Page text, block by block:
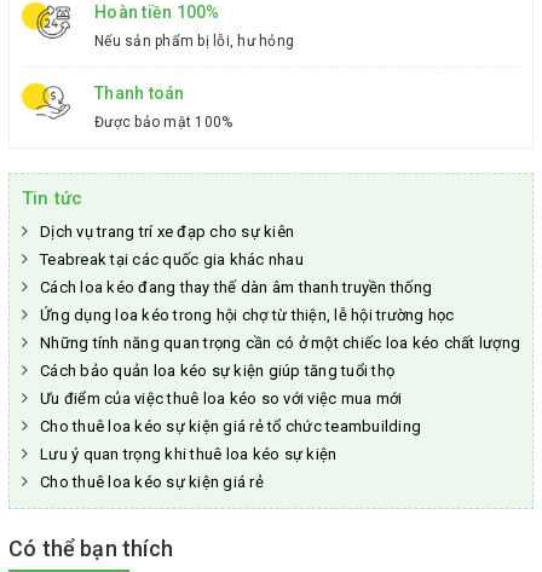
Hoàn tiền 100%
Nếu sản phẩm bị lỗi, hư hỏng
Thanh toán
Được bảo mật 100%
Tin tức
Dịch vụ trang trí xe đạp cho sự kiên
Teabreak tại các quốc gia khác nhau
Cách loa kéo đang thay thế dàn âm thanh truyền thống
Ứng dụng loa kéo trong hội chợ từ thiện, lễ hội trường học
Những tính năng quan trọng cần có ở một chiếc loa kéo chất lượng
Cách bảo quản loa kéo sự kiện giúp tăng tuổi thọ
Ưu điểm của việc thuê loa kéo so với việc mua mới
Cho thuê loa kéo sự kiện giá rẻ tổ chức teambuilding
Lưu ý quan trọng khi thuê loa kéo sự kiện
Cho thuê loa kéo sự kiện giá rẻ
Có thể bạn thích